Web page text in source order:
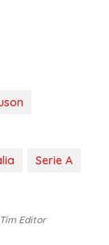
Serie A
Editor